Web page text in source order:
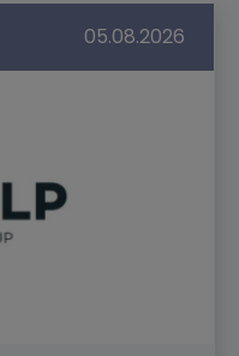
05.08.2026